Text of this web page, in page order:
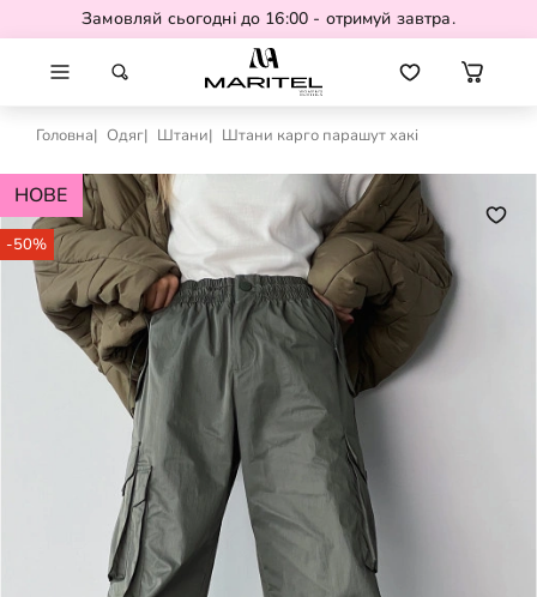
Замовляй сьогодні до 16:00 - отримуй завтра.
Головна Одяг Штани Штани карго парашут хакі
НОВЕ
-50%